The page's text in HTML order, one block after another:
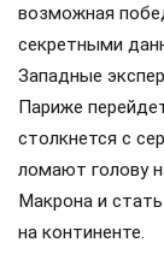
возможная
секретными
Западные
Париже
столкнется с
ломают голову
Макрона и
на континенте.